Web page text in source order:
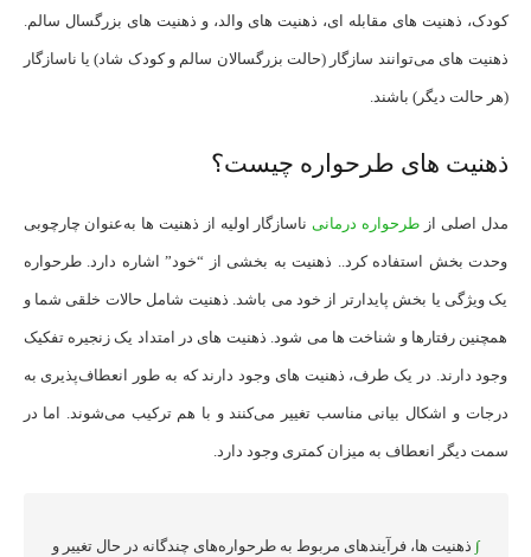
کودک، ذهنیت های مقابله ای، ذهنیت های والد، و ذهنیت های بزرگسال سالم.
ذهنیت های می‌توانند سازگار (حالت بزرگسالان سالم و کودک شاد) یا ناسازگار
(هر حالت دیگر) باشند.
ذهنیت های طرحواره چیست؟
مدل اصلی از طرحواره درمانی ناسازگار اولیه از ذهنیت ها به‌عنوان چارچوبی
وحدت ‌بخش استفاده ‌کرد.. ذهنیت به بخشی از “خود” اشاره دارد. طرحواره
یک ویژگی یا بخش پایدارتر از خود می باشد. ذهنیت شامل حالات خلقی شما و
همچنین رفتارها و شناخت ها می شود. ذهنیت های در امتداد یک زنجیره تفکیک
وجود دارند. در یک طرف، ذهنیت های وجود دارند که به طور انعطاف‌پذیری به
درجات و اشکال بیانی مناسب تغییر می‌کنند و با هم ترکیب می‌شوند. اما در
سمت دیگر انعطاف به میزان کمتری وجود دارد.
∫ ذهنیت ها، فرآیندهای مربوط به طرحواره‌های چندگانه در حال تغییر و